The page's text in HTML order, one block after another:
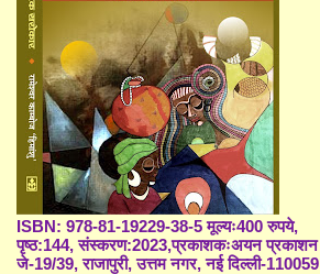
ISBN: 978-81-19229-38-5 मूल्यः400 रुपये,
पृष्ठ:144, संस्करण:2023,प्रकाशकःअयन प्रकाशन
जे-19/39, राजापुरी, उत्तम नगर, नई दिल्ली-110059